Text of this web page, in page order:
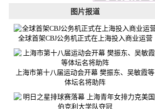
图片报道
全球首架CBJ公务机正式在上海投入商业运营
上海市第十八届运动会开幕 樊振东、吴敏霞等
体坛名将助阵